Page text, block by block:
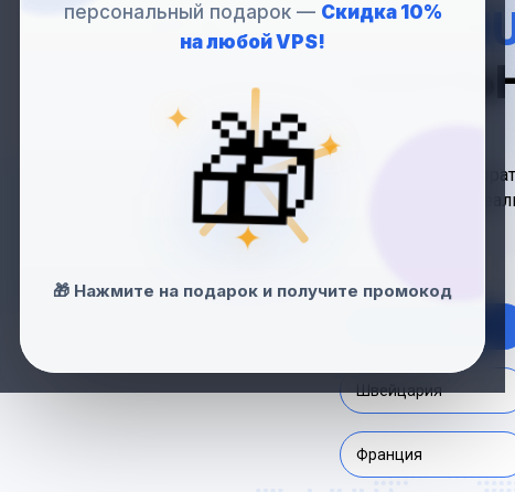
VPSС ROCKY
—
Rocky Linux —
Швейцария
Франция
персональный подарок — Скидка 10%
на любой VPS!
✦
✦
✦
🎁
🎁 Нажмите на подарок и получите промокод